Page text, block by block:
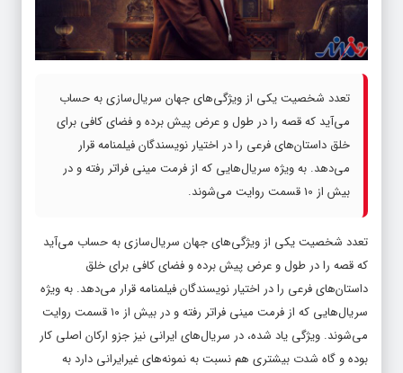
می‌آید که قصه را در طول و عرض پیش برده و فضای کافی برای
خلق داستان‌های فرعی را در اختیار نویسندگان فیلمنامه قرار
می‌دهد. به ویژه سریال‌هایی که از فرمت مینی فراتر رفته و در
بیش از 10 قسمت روایت می‌شوند.
تعدد شخصیت یکی از ویژگی‌های جهان سریال‌سازی به حساب می‌آید
که قصه را در طول و عرض پیش برده و فضای کافی برای خلق
داستان‌های فرعی را در اختیار نویسندگان فیلمنامه قرار می‌دهد. به ویژه
سریال‌هایی که از فرمت مینی فراتر رفته و در بیش از ۱۰ قسمت روایت
می‌شوند. ویژگی یاد شده، در سریال‌های ایرانی نیز جزو ارکان اصلی کار
بوده و گاه شدت بیشتری هم نسبت به نمونه‌های غیرایرانی دارد به
همین دلیل هم قسمت اول سریال‌های اینچنینی صرفا به معرفی تعداد